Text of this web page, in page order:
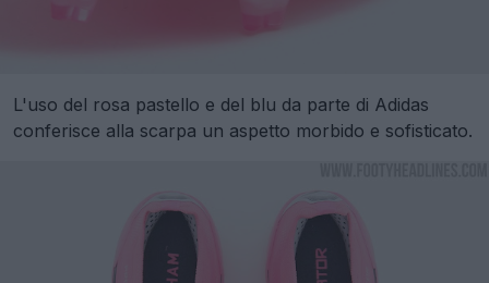
L'uso del rosa pastello e del blu da parte di Adidas
conferisce alla scarpa un aspetto morbido e sofisticato.